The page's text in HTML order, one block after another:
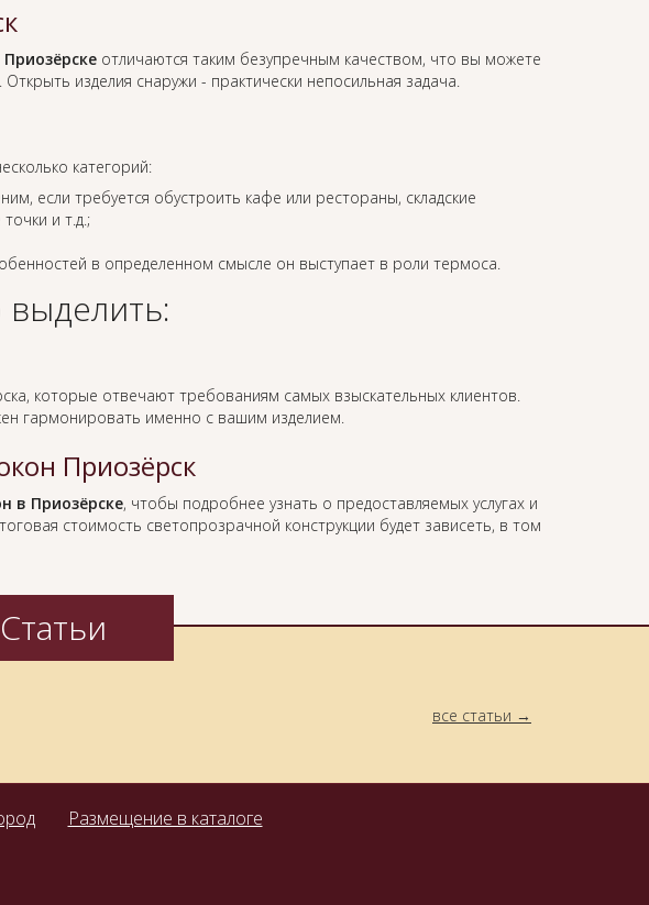
отличаются таким безупречным качеством, что вы можете
изделия снаружи - практически непосильная задача.
категорий:
если требуется обустроить кафе или рестораны, складские
и т.д.;
в определенном смысле он выступает в роли термоса.
которые отвечают требованиям самых взыскательных клиентов.
гармонировать именно с вашим изделием.
Приозёрск
в Приозёрске, чтобы подробнее узнать о предоставляемых услугах и
стоимость светопрозрачной конструкции будет зависеть, в том
Статьи
все статьи
Размещение в каталоге